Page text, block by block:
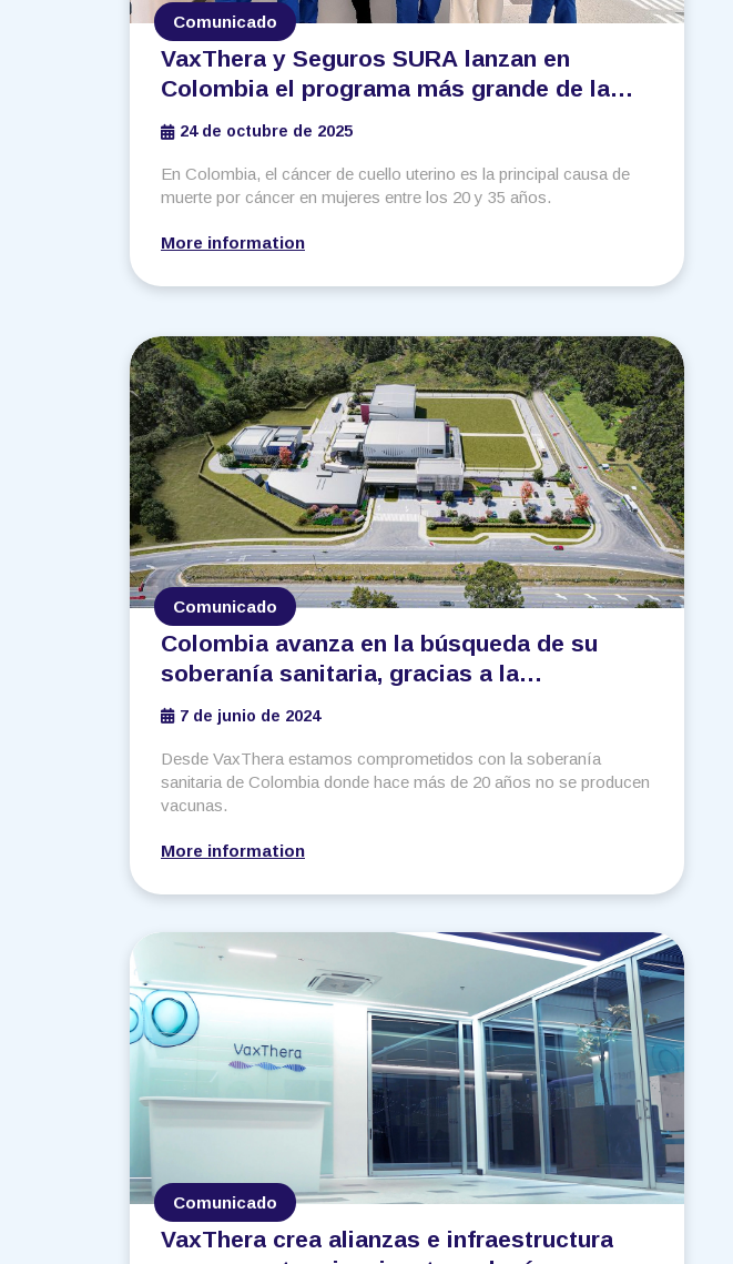
Comunicado
VaxThera y Seguros SURA lanzan en
Colombia el programa más grande de la
región para prevenir el cáncer asociado a la
infección del VPH
24 de octubre de 2025
En Colombia, el cáncer de cuello uterino es la principal causa de
muerte por cáncer en mujeres entre los 20 y 35 años.
More information
Comunicado
Colombia avanza en la búsqueda de su
soberanía sanitaria, gracias a la
construcción de la planta de vacunas de
VaxThera
7 de junio de 2024
Desde VaxThera estamos comprometidos con la soberanía
sanitaria de Colombia donde hace más de 20 años no se producen
vacunas.
More information
Comunicado
VaxThera crea alianzas e infraestructura